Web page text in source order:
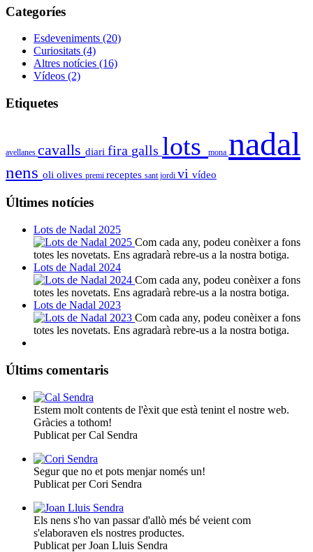
Categoríes
Esdeveniments (20)
Curiositats (4)
Altres notícies (16)
Vídeos (2)
Etiquetes
avellanes cavalls diari fira galls lots mona nadal
nens oli olives premi receptes sant jordi vi vídeo
Últimes notícies
Lots de Nadal 2025
Com cada any, podeu conèixer a fons
totes les novetats. Ens agradarà rebre-us a la nostra botiga.
Lots de Nadal 2024
Com cada any, podeu conèixer a fons
totes les novetats. Ens agradarà rebre-us a la nostra botiga.
Lots de Nadal 2023
Com cada any, podeu conèixer a fons
totes les novetats. Ens agradarà rebre-us a la nostra botiga.
Últims comentaris
Estem molt contents de l'èxit que està tenint el nostre web.
Gràcies a tothom!
Publicat per Cal Sendra
Segur que no et pots menjar només un!
Publicat per Cori Sendra
Els nens s'ho van passar d'allò més bé veient com
s'elaboraven els nostres productes.
Publicat per Joan Lluis Sendra